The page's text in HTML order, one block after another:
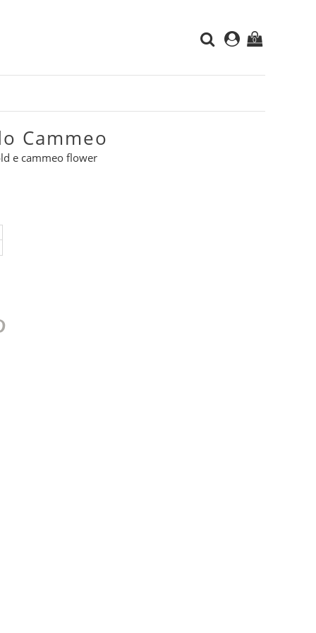
0
Cammeo
e cammeo flower